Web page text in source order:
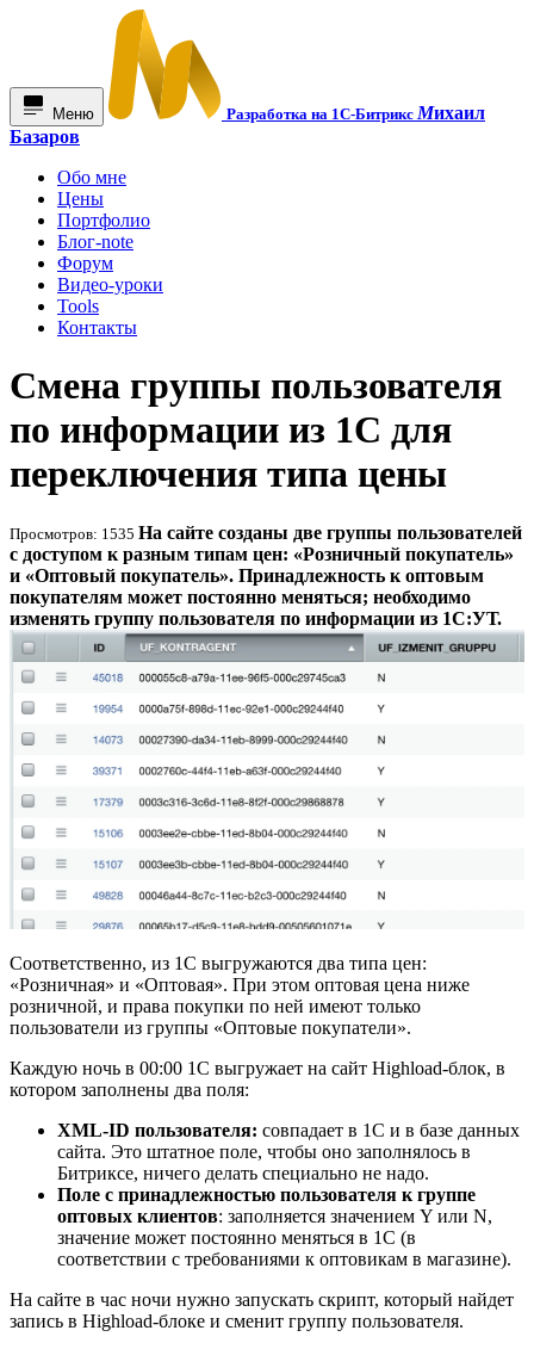
Меню Разработка на 1С-БитриксМихаил
Базаров
Обо мне
Цены
Портфолио
Блог-note
Форум
Видео-уроки
Tools
Контакты
Смена группы пользователя
по информации из 1С для
переключения типа цены
Просмотров: 1535 На сайте созданы две группы пользователей
с доступом к разным типам цен: «Розничный покупатель»
и «Оптовый покупатель». Принадлежность к оптовым
покупателям может постоянно меняться; необходимо
изменять группу пользователя по информации из 1С:УТ.
Соответственно, из 1С выгружаются два типа цен:
«Розничная» и «Оптовая». При этом оптовая цена ниже
розничной, и права покупки по ней имеют только
пользователи из группы «Оптовые покупатели».
Каждую ночь в 00:00 1С выгружает на сайт Highload-блок, в
котором заполнены два поля:
XML-ID пользователя: совпадает в 1С и в базе данных
сайта. Это штатное поле, чтобы оно заполнялось в
Битриксе, ничего делать специально не надо.
Поле с принадлежностью пользователя к группе
оптовых клиентов: заполняется значением Y или N,
значение может постоянно меняться в 1С (в
соответствии с требованиями к оптовикам в магазине).
На сайте в час ночи нужно запускать скрипт, который найдет
запись в Highload-блоке и сменит группу пользователя.